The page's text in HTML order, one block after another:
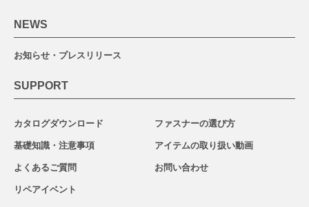
NEWS
お知らせ・プレスリリース
SUPPORT
カタログダウンロード ファスナーの選び方
基礎知識・注意事項 アイテムの取り扱い動画
よくあるご質問 お問い合わせ
リペアイベント